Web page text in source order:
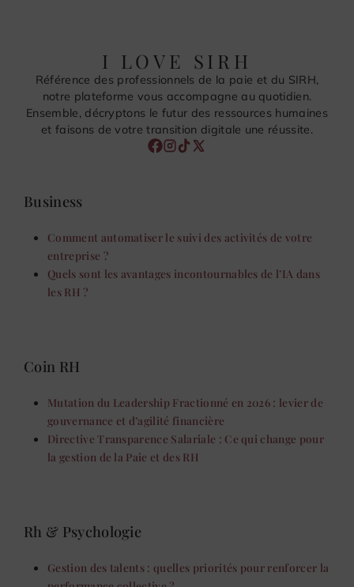
I LOVE SIRH
Référence des professionnels de la paie et du SIRH,
notre plateforme vous accompagne au quotidien.
Ensemble, décryptons le futur des ressources humaines
et faisons de votre transition digitale une réussite.
Business
Comment automatiser le suivi des activités de votre
entreprise ?
Quels sont les avantages incontournables de l’IA dans
les RH ?
Coin RH
Mutation du Leadership Fractionné en 2026 : levier de
gouvernance et d’agilité financière
Directive Transparence Salariale : Ce qui change pour
la gestion de la Paie et des RH
Rh & Psychologie
Gestion des talents : quelles priorités pour renforcer la